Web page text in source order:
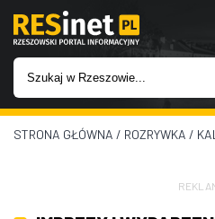
WIADOMOŚCI
STRONA GŁÓWNA / ROZRYWKA /